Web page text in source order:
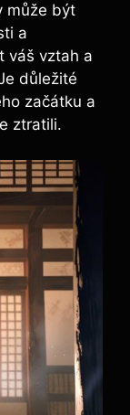
může být
a
váš vztah a
důležité
začátku a
ztratili.